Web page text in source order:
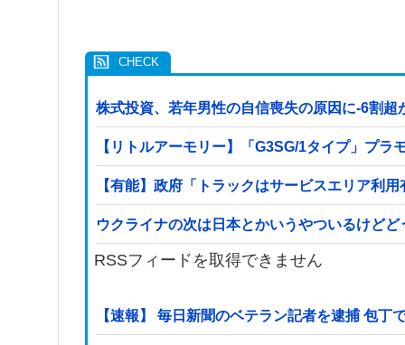
株式投資、若年男性の自信喪失の原因に-6割超
【リトルアーモリー】「G3SG/1タイプ」プラ
【有能】政府「トラックはサービスエリア利
ウクライナの次は日本とかいうやついるけど
RSSフィードを取得できません
【速報】 毎日新聞のベテラン記者を逮捕 包丁